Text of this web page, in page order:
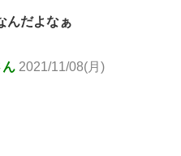
んだよなぁ
ん 2021/11/08(月)